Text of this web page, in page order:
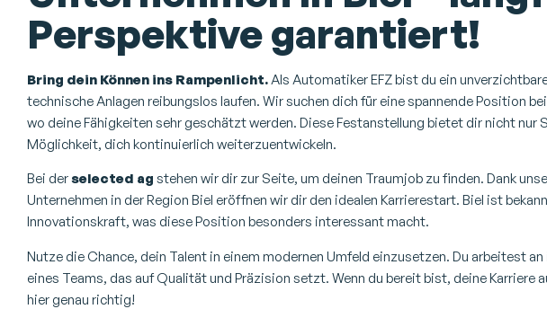
Perspektive garantiert!
Bring dein Können ins Rampenlicht.Als Automatiker EFZ bist du ein
technische Anlagen reibungslos laufen. Wir suchen dich für eine spannende Position
wo deine Fähigkeiten sehr geschätzt werden. Diese Festanstellung bietet dir nicht nur
Möglichkeit, dich kontinuierlich weiterzuentwickeln.
Bei derselected ag stehen wir dir zur Seite, um deinen Traumjob zu finden. Dank
Unternehmen in der Region Biel eröffnen wir dir den idealen Karrierestart. Biel ist
Innovationskraft, was diese Position besonders interessant macht.
Nutze die Chance, dein Talent in einem modernen Umfeld einzusetzen. Du arbeitest
eines Teams, das auf Qualität und Präzision setzt. Wenn du bereit bist, deine Karriere
hier genau richtig!